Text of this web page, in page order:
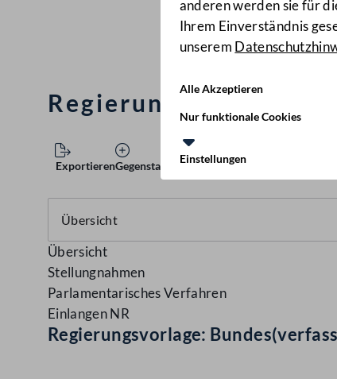
anderen werden sie für
Ihrem Einverständnis
unserem
Alle Akzeptieren
Nur funktionale Cookies
Einstellungen
Regierungsvorlage:
ExportierenGegenstand speichern
Übersicht
Stellungnahmen
Parlamentarisches Verfahren
Einlangen NR
Regierungsvorlage: